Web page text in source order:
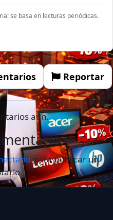
se basa en lecturas periódicas.
Reportar
aún.
para publicar un